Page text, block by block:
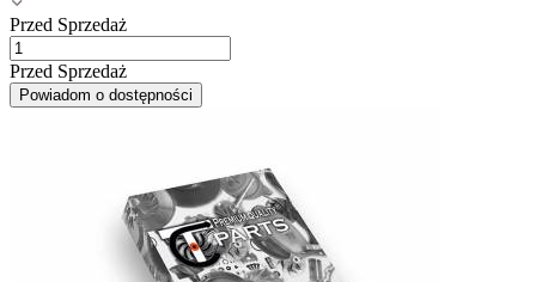
Przed Sprzedaż
Przed Sprzedaż
Powiadom o dostępności